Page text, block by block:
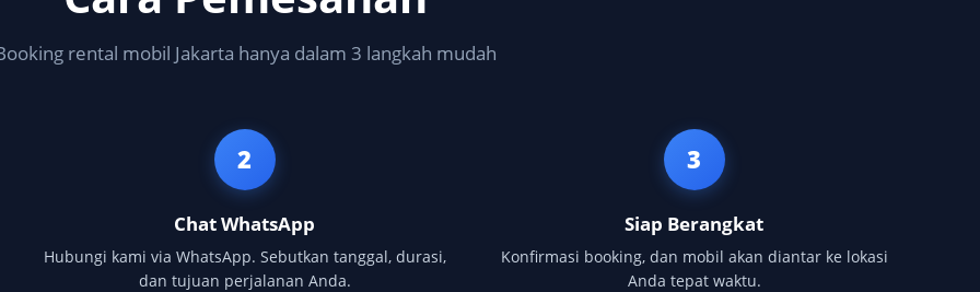
rental mobil Jakarta hanya dalam 3 langkah mudah
2
Chat WhatsApp
Hubungi kami via WhatsApp. Sebutkan tanggal, durasi,
dan tujuan perjalanan Anda.
3
Siap Berangkat
Konfirmasi booking, dan mobil akan diantar ke lokasi
Anda tepat waktu.